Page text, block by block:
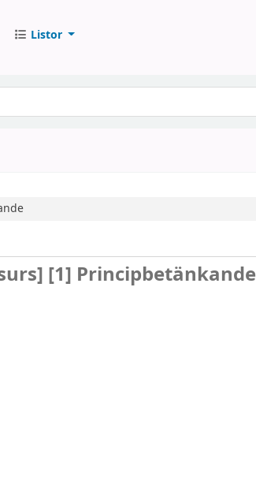
Listor
[1] Principbetänkande